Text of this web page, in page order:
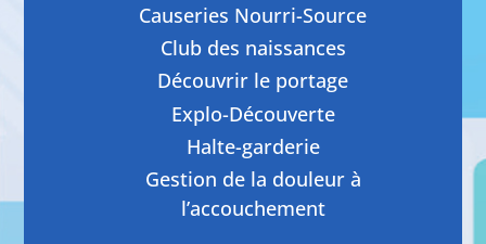
Causeries Nourri-Source
Club des naissances
Découvrir le portage
Explo-Découverte
Halte-garderie
Gestion de la douleur à
l’accouchement